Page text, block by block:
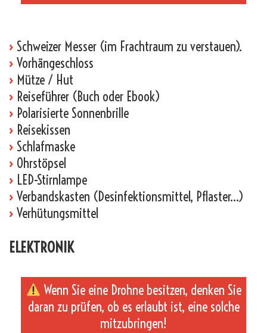
› Schweizer Messer (im Frachtraum zu verstauen).
› Vorhängeschloss
› Mütze / Hut
› Reiseführer (Buch oder Ebook)
› Polarisierte Sonnenbrille
› Reisekissen
› Schlafmaske
› Ohrstöpsel
› LED-Stirnlampe
› Verbandskasten (Desinfektionsmittel, Pflaster…)
› Verhütungsmittel
ELEKTRONIK
Wenn Sie eine Drohne besitzen, denken Sie
daran zu prüfen, ob es erlaubt ist, eine solche
mitzubringen!